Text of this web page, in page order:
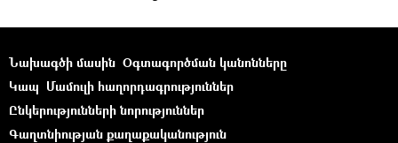
Նախագծի մասին Օգտագործման կանոնները
Կապ Մամուլի հաղորդագրություններ
Ընկերությունների նորություններ
Գաղտնիության քաղաքականություն